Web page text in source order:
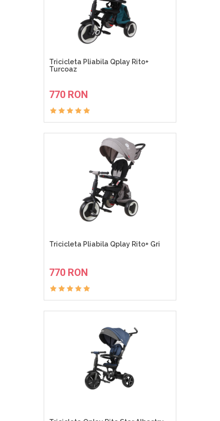
Tricicleta Pliabila Qplay Rito+
Turcoaz
770 RON
Tricicleta Pliabila Qplay Rito+ Gri
770 RON